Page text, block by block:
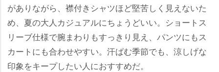
がありながら、襟付きシャツほど堅苦しく見えないた
め、夏の大人カジュアルにちょうどいい。ショートス
リーブ仕様で腕まわりもすっきり見え、パンツにもス
カートにも合わせやすい。汗ばむ季節でも、涼しげな
印象をキープしたい人におすすめだ。